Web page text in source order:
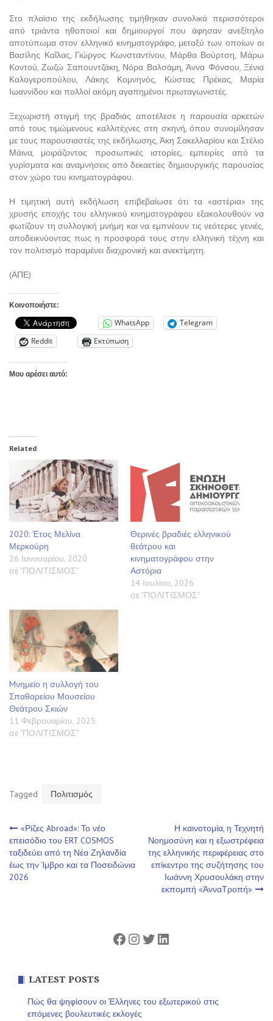
Στο πλαίσιο της εκδήλωσης τιμήθηκαν συνολικά περισσότεροι
από τριάντα ηθοποιοί και δημιουργοί που άφησαν ανεξίτηλο
αποτύπωμα στον ελληνικό κινηματογράφο, μεταξύ των οποίων οι
Βασίλης Καΐλας, Γιώργος Κωνσταντίνου, Μάρθα Βούρτση, Μάρω
Κοντού, Ζωζώ Σαπουντζάκη, Νόρα Βαλσάμη, Άννα Φόνσου, Ξένια
Καλογεροπούλου, Λάκης Κομνηνός, Κώστας Πρέκας, Μαρία
Ιωαννίδου και πολλοί ακόμη αγαπημένοι πρωταγωνιστές.
Ξεχωριστή στιγμή της βραδιάς αποτέλεσε η παρουσία αρκετών
από τους τιμώμενους καλλιτέχνες στη σκηνή, όπου συνομίλησαν
με τους παρουσιαστές της εκδήλωσης, Άκη Σακελλαρίου και Στέλιο
Μάινα, μοιράζοντας προσωπικές ιστορίες, εμπειρίες από τα
γυρίσματα και αναμνήσεις από δεκαετίες δημιουργικής παρουσίας
στον χώρο του κινηματογράφου.
Η τιμητική αυτή εκδήλωση επιβεβαίωσε ότι τα «αστέρια» της
χρυσής εποχής του ελληνικού κινηματογράφου εξακολουθούν να
φωτίζουν τη συλλογική μνήμη και να εμπνέουν τις νεότερες γενιές,
αποδεικνύοντας πως η προσφορά τους στην ελληνική τέχνη και
τον πολιτισμό παραμένει διαχρονική και ανεκτίμητη.
(ΑΠΕ)
Κοινοποιήστε:
WhatsApp
Telegram
Reddit
Εκτύπωση
Μου αρέσει αυτό:
Related
2020: Έτος Μελίνα
Μερκούρη
26 Ιανουαρίου, 2020
σε "ΠΟΛΙΤΙΣΜΟΣ"
Θερινές βραδιές ελληνικού
θεάτρου και
κινηματογράφου στην
Αστόρια
14 Ιουλίου, 2026
σε "ΠΟΛΙΤΙΣΜΟΣ"
Mνημείο η συλλογή του
Σπαθαρείου Μουσείου
Θεάτρου Σκιών
11 Φεβρουαρίου, 2025
σε "ΠΟΛΙΤΙΣΜΟΣ"
Tagged Πολιτισμός
Πλοήγηση
άρθρων
«Ρίζες Abroad»: Το νέο
επεισόδιο του ERT COSMOS
ταξιδεύει από τη Νέα Ζηλανδία
έως την Ίμβρο και τα Ποσειδώνια
2026
Η καινοτομία, η Τεχνητή
Νοημοσύνη και η εξωστρέφεια
της ελληνικής περιφέρειας στο
επίκεντρο της συζήτησης του
Ιωάννη Χρυσουλάκη στην
εκπομπή «ΆνναΤροπή»
Facebook
Instagram
Twitter
Linkedin
LATEST POSTS
Πώς θα ψηφίσουν οι Έλληνες του εξωτερικού στις
επόμενες βουλευτικές εκλογές